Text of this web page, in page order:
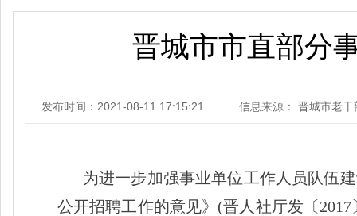
晋城市市直部分
发布时间：2021-08-11 17:15:21 信息来源： 晋城市老干
为进一步加强事业单位工作人员队伍
公开招聘工作的意见》 (晋人社厅发〔